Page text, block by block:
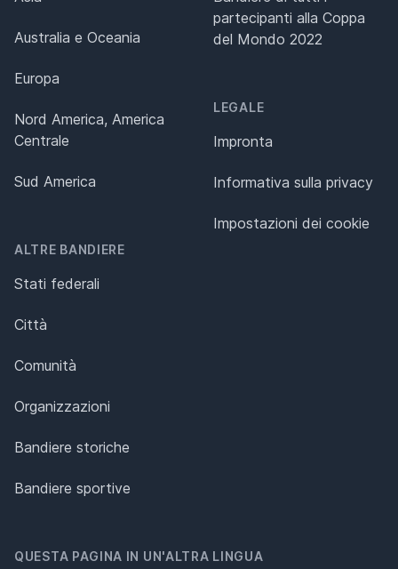
Australia e Oceania
Europa
Nord America, America
Centrale
Sud America
ALTRE BANDIERE
Stati federali
Città
Comunità
Organizzazioni
Bandiere storiche
Bandiere sportive
partecipanti alla Coppa
del Mondo 2022
LEGALE
Impronta
Informativa sulla privacy
Impostazioni dei cookie
QUESTA PAGINA IN UN'ALTRA LINGUA